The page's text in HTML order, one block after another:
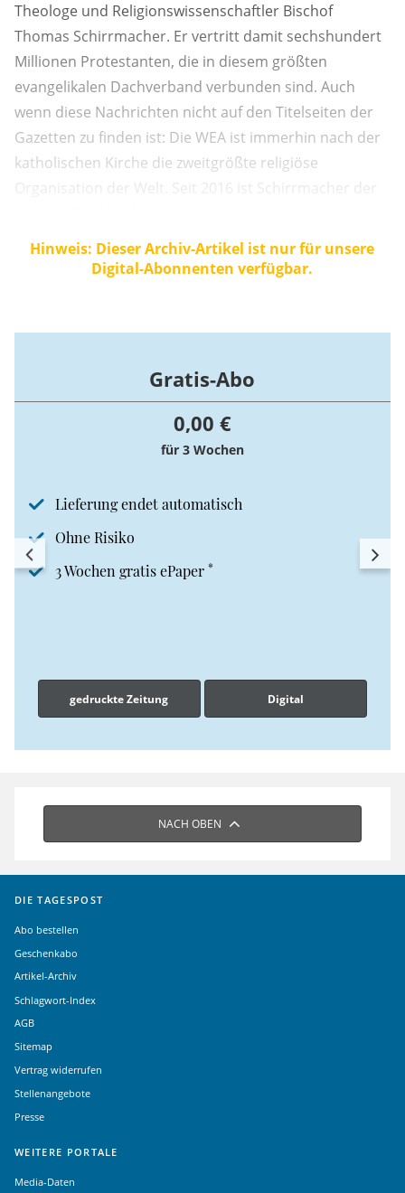
Theologe und Religionswissenschaftler Bischof
Thomas Schirrmacher. Er vertritt damit sechshundert
Millionen Protestanten, die in diesem größten
evangelikalen Dachverband verbunden sind. Auch
wenn diese Nachrichten nicht auf den Titelseiten der
Gazetten zu finden ist: Die WEA ist immerhin nach der
katholischen Kirche die zweitgrößte religiöse
Organisation der Welt. Seit 2016 ist Schirrmacher der
Gemeinschaft besonders für vom Islam zum
Christentum übergetretene Konvertiten.
Hinweis: Dieser Archiv-Artikel ist nur für unsere
Digital-Abonnenten verfügbar.
Gratis-Abo
0,00 €
für 3 Wochen
Lieferung endet automatisch
Ohne Risiko
3 Wochen gratis ePaper *
gedruckte Zeitung Digital
NACH OBEN
DIE TAGESPOST
Abo bestellen
Geschenkabo
Artikel-Archiv
Schlagwort-Index
AGB
Sitemap
Vertrag widerrufen
Stellenangebote
Presse
WEITERE PORTALE
Media-Daten